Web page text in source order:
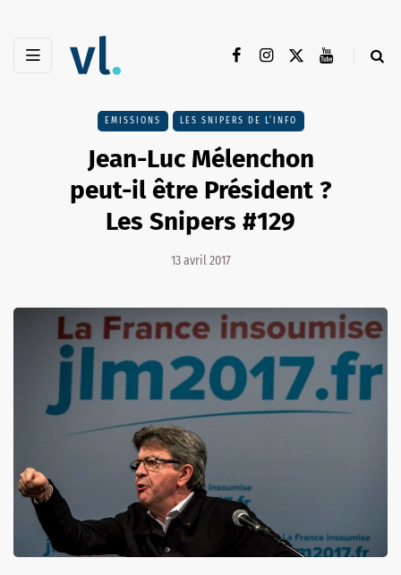
EMISSIONS LES SNIPERS DE L’INFO
Jean-Luc Mélenchon
peut-il être Président ?
Les Snipers #129
13 avril 2017